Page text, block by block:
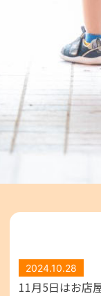
2024.10.28
11月5日はお店